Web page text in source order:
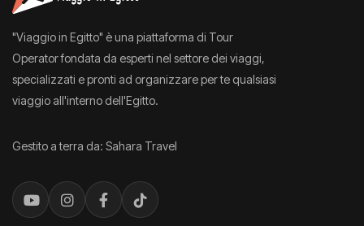
"Viaggio in Egitto" è una piattaforma di Tour
Operator fondata da esperti nel settore dei viaggi,
specializzati e pronti ad organizzare per te qualsiasi
viaggio all'interno dell'Egitto.
Gestito a terra da: Sahara Travel